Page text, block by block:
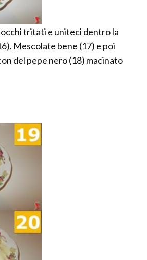
tritati e uniteci dentro la
Mescolate bene (17) e poi
del pepe nero (18) macinato